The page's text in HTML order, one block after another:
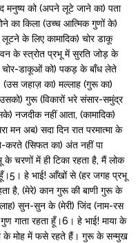
मनुष्य को (अपने लूटे जाने का) पता
का किला (उच्च आत्मिक गुणों के)
लूटने के लिए कामादिक) चोर डाकू
के स्त्रोत प्रभू में सुरति जोड़ के
चोर-डाकूओं को) पकड़ के बाँध लेते
(उस जहाज़ का) मल्लाह (गुरू का)
गुरू (विकारों भरे संसार-समुंद्र
नजदीक नहीं आता, (कामादिक)
मन अब) सदा दिन रात परमात्मा के
करते (सिफत का) अंत नहीं पा
चरणों में ही टिका रहता है, मैं लोक
हे भाई! आँखों से (हर जगह प्रभू
है, (मेरे) कान गुरू की बाणी गुरू के
सुन-सुन के (मेरी) जिंद (नाम-रस
गाता रहता हूँ।6। हे भाई! माया के
के मोह में फसे रहते हैं। गुरू के सन्मुख